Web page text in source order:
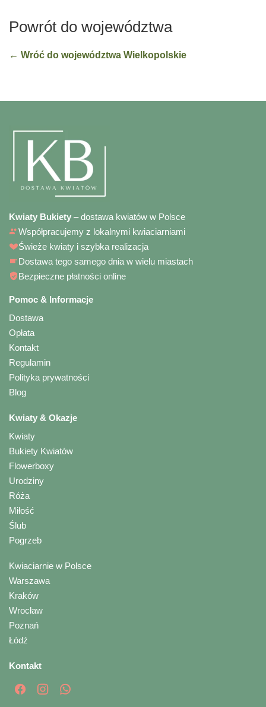
Powrót do województwa
← Wróć do województwa Wielkopolskie
Kwiaty Bukiety – dostawa kwiatów w Polsce
Współpracujemy z lokalnymi kwiaciarniami
Świeże kwiaty i szybka realizacja
Dostawa tego samego dnia w wielu miastach
Bezpieczne płatności online
Pomoc & Informacje
Dostawa
Opłata
Kontakt
Regulamin
Polityka prywatności
Blog
Kwiaty & Okazje
Kwiaty
Bukiety Kwiatów
Flowerboxy
Urodziny
Róża
Miłość
Ślub
Pogrzeb
Kwiaciarnie w Polsce
Warszawa
Kraków
Wrocław
Poznań
Łódź
Kontakt